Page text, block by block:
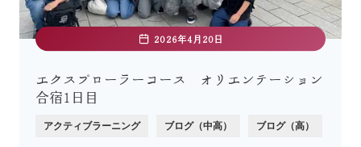
2026年4月20日
エクスプローラーコース オリエンテーション
合宿1日目
アクティブラーニング ブログ（中高） ブログ（高）